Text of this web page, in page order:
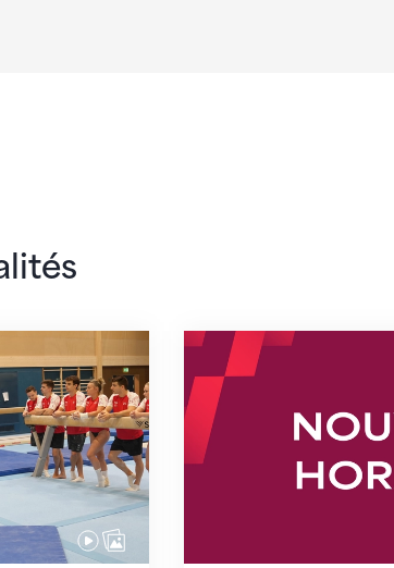
des objectifs clairsNouveaux horaires